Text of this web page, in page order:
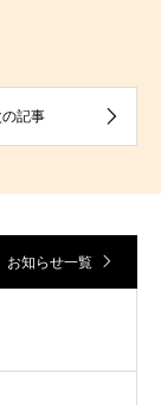
お知らせ一覧